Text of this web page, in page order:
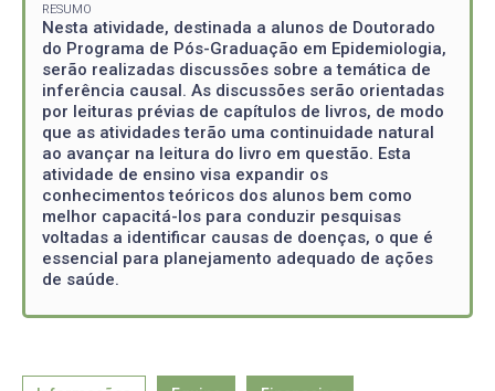
RESUMO
Nesta atividade, destinada a alunos de Doutorado
do Programa de Pós-Graduação em Epidemiologia,
serão realizadas discussões sobre a temática de
inferência causal. As discussões serão orientadas
por leituras prévias de capítulos de livros, de modo
que as atividades terão uma continuidade natural
ao avançar na leitura do livro em questão. Esta
atividade de ensino visa expandir os
conhecimentos teóricos dos alunos bem como
melhor capacitá-los para conduzir pesquisas
voltadas a identificar causas de doenças, o que é
essencial para planejamento adequado de ações
de saúde.